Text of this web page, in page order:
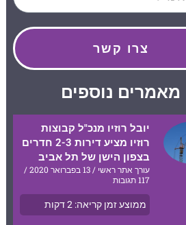
צרו קשר
מאמרים נוספים
יובל רוזיו מנכ"ל קבוצות
רוזיו מציע דירות 2-3 חדרים
בצפון הישן של תל אביב
עורך אתר ראשי 13 בפברואר 2020
117 תגובות
ממוצע זמן קריאה: 2דקות